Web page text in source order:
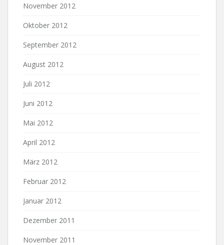
November 2012
Oktober 2012
September 2012
August 2012
Juli 2012
Juni 2012
Mai 2012
April 2012
März 2012
Februar 2012
Januar 2012
Dezember 2011
November 2011